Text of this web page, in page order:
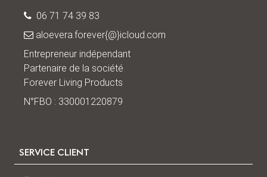
SERVICE CLIENT
06 71 74 39 83
aloevera.forever{@}icloud.com
Entrepreneur indépendant
Partenaire de la société
Forever Living Products
N°FBO : 330001220879